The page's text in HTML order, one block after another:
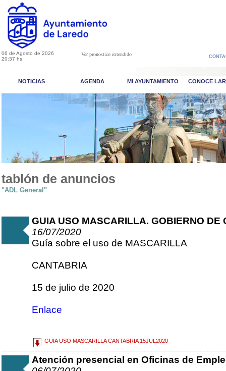
06 de Agosto de 2026
20:37 hs
Ver pronostico extendido
NOTICIAS AGENDA MI AYUNTAMIENTO CONOCE
tablón de anuncios
"ADL General"
GUIA USO MASCARILLA. GOBIERNO DE
16/07/2020
Guía sobre el uso de MASCARILLA
CANTABRIA
15 de julio de 2020
Enlace
GUIA USO MASCARILLA CANTABRIA 15JUL2020
Atención presencial en Oficinas de